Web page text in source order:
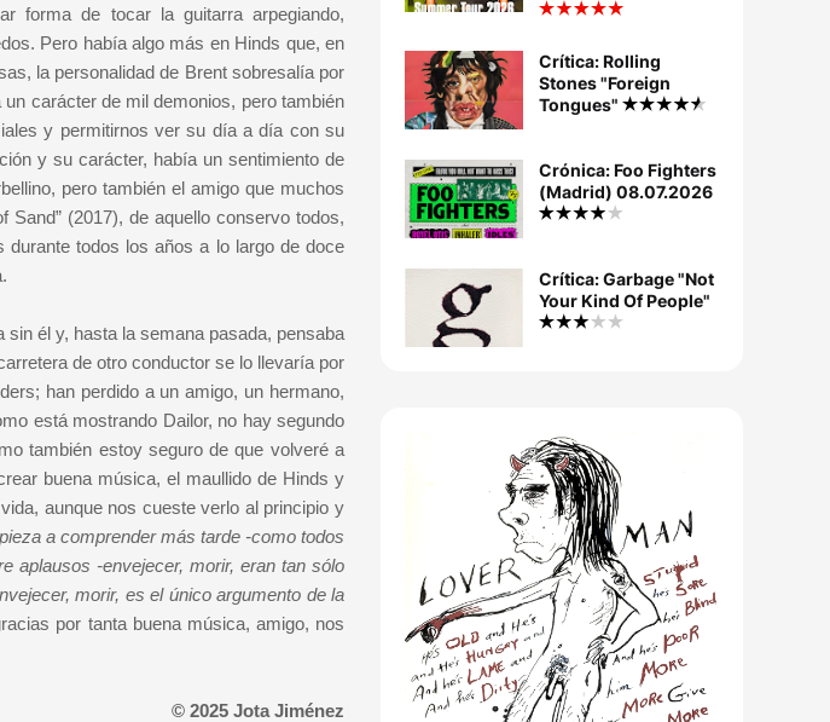
forma de tocar la guitarra arpegiando,
Pero había algo más en Hinds que, en
la personalidad de Brent sobresalía por
carácter de mil demonios, pero también
y permitirnos ver su día a día con su
y su carácter, había un sentimiento de
pero también el amigo que muchos
(2017), de aquello conservo todos,
todos los años a lo largo de doce
él y, hasta la semana pasada, pensaba
de otro conductor se lo llevaría por
han perdido a un amigo, un hermano,
está mostrando Dailor, no hay segundo
también estoy seguro de que volveré a
buena música, el maullido de Hinds y
aunque nos cueste verlo al principio y
a comprender más tarde -como todos
aplausos -envejecer, morir, eran tan sólo
morir, es el único argumento de la
por tanta buena música, amigo, nos
© 2025 Jota Jiménez
Crítica: Rolling
Stones "Foreign
Tongues"
Crónica: Foo Fighters
(Madrid) 08.07.2026
Crítica: Garbage "Not
Your Kind Of People"